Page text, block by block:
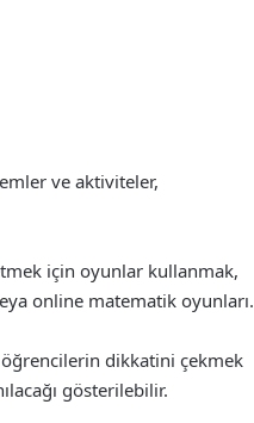
ve aktiviteler,
için oyunlar kullanmak,
online matematik oyunları.
dikkatini çekmek
gösterilebilir.